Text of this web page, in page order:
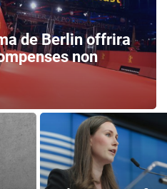
de Berlin offrira
non